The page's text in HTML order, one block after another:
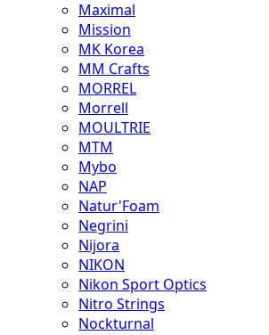
Maximal
Mission
MK Korea
MM Crafts
MORREL
Morrell
MOULTRIE
MTM
Mybo
NAP
Natur'Foam
Negrini
Nijora
NIKON
Nikon Sport Optics
Nitro Strings
Nockturnal